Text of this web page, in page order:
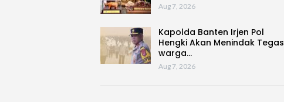
Aug 7, 2026
Kapolda Banten Irjen Pol
Hengki Akan Menindak Tegas
warga…
Aug 7, 2026